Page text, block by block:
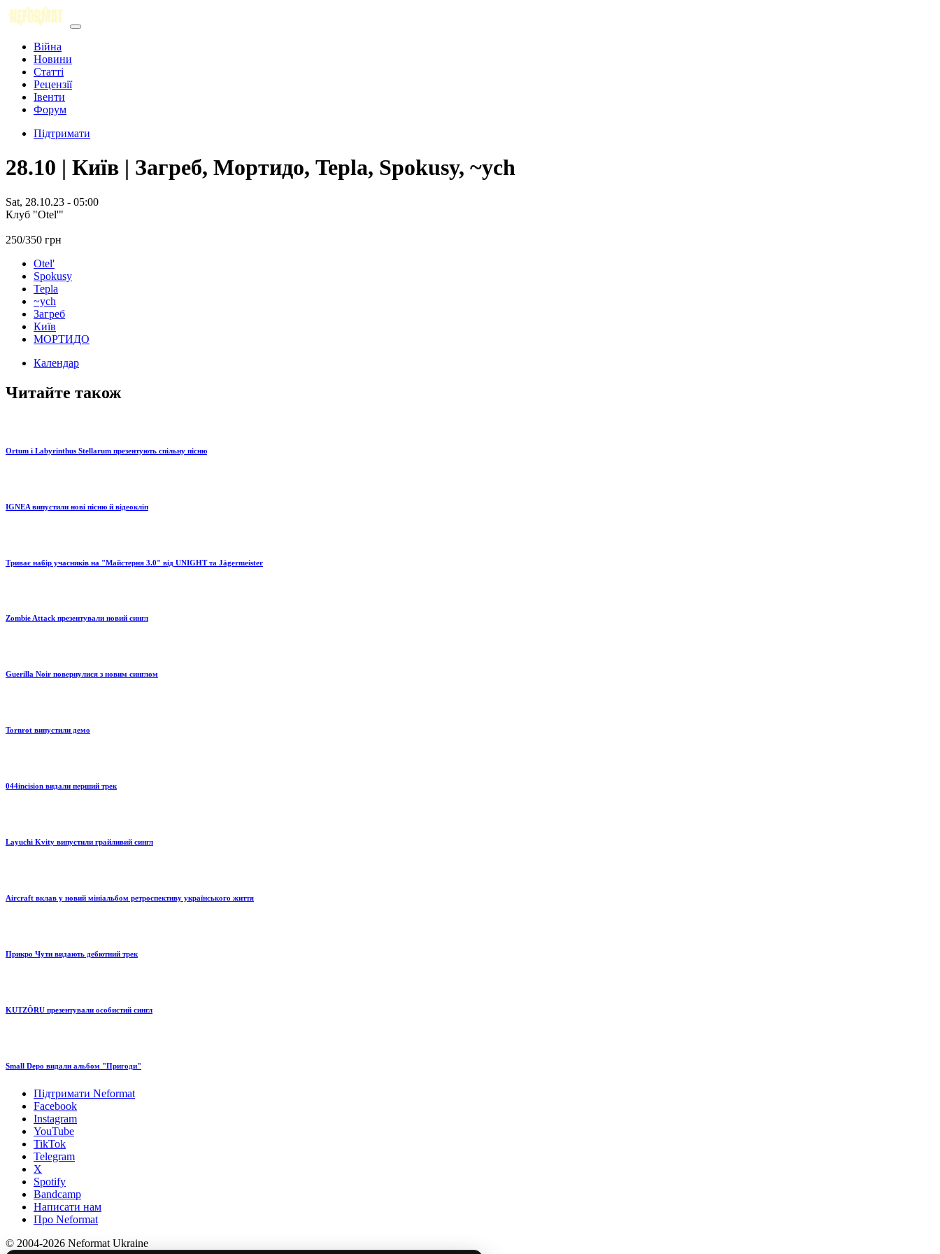
Війна
Новини
Статті
Рецензії
Івенти
Форум
Підтримати
28.10 | Київ | Загреб, Мортидо, Tepla, Spokusy, ~ych
Sat, 28.10.23 - 05:00
Клуб "Otel'"
250/350 грн
Otel'
Spokusy
Tepla
~ych
Загреб
Київ
МОРТИДО
Календар
Читайте також
Ortum і Labyrinthus Stellarum презентують спільну пісню
IGNEA випустили нові пісню й відеокліп
Триває набір учасників на "Майстерня 3.0" від UNIGHT та Jägermeister
Zombie Attack презентували новий сингл
Guerilla Noir повернулися з новим синглом
Tornrot випустили демо
044incision видали перший трек
Layuchi Kvity випустили грайливий сингл
Aircraft вклав у новий мініальбом ретроспективу українського життя
Прикро Чути видають дебютний трек
KUTZÔRU презентували особистий сингл
Small Depo видали альбом "Пригоди"
Підтримати Neformat
Facebook
Instagram
YouTube
TikTok
Telegram
X
Spotify
Bandcamp
Написати нам
Про Neformat
© 2004-2026 Neformat Ukraine